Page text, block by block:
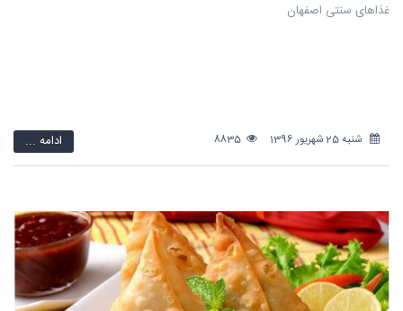
غذاهای سنتی اصفهان
شنبه 25 شهریور 1396 ادامه ...